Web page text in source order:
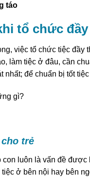
táo
tổ chức
việc tổ chức tiệc đầy
làm tiệc ở đâu, cần
nhất; để chuẩn bị tốt
gì?
trẻ
luôn là vấn đề
ở bên nội hay bên